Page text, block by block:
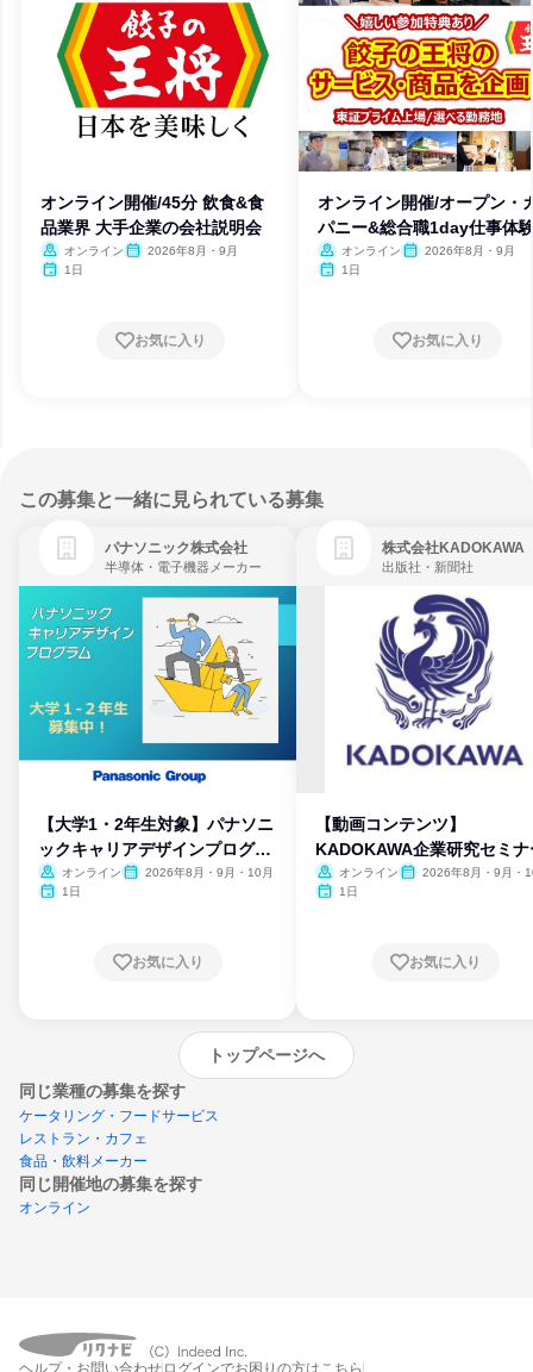
オンライン開催/45分 飲食&食
品業界 大手企業の会社説明会
オンライン
2026年8月・9月
1日
お気に入り
オンライン開催/オープン・
パニー&総合職1day仕事体
オンライン
2026年8月・9月
1日
お気に入り
この募集と一緒に見られている募集
パナソニック株式会社
半導体・電子機器メーカー
【大学1・2年生対象】パナソニ
ックキャリアデザインプログラ
ム
オンライン
2026年8月・9月・10月
1日
お気に入り
株式会社KADOKAWA
出版社・新聞社
【動画コンテンツ】
KADOKAWA企業研究セミナ
オンライン
2026年8月・9月・
1日
お気に入り
トップページへ
同じ業種の募集を探す
ケータリング・フードサービス
レストラン・カフェ
食品・飲料メーカー
同じ開催地の募集を探す
オンライン
エントリーするとプログラムの詳細案内を